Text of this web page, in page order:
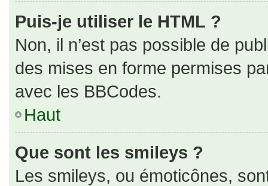
Puis-je utiliser le HTML ?
Non, il n’est pas possible de
des mises en forme permises
avec les BBCodes.
Haut
Que sont les smileys ?
Les smileys, ou émoticônes,